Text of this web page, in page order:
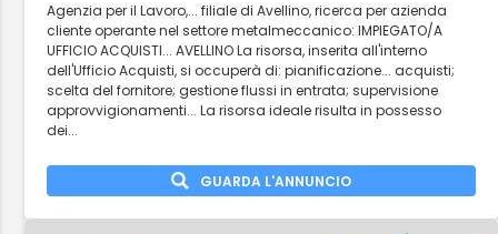
Agenzia per il Lavoro,... filiale di Avellino, ricerca per azienda
cliente operante nel settore metalmeccanico: IMPIEGATO/A
UFFICIO ACQUISTI... AVELLINO La risorsa, inserita all'interno
dell'Ufficio Acquisti, si occuperà di: pianificazione... acquisti;
scelta del fornitore; gestione flussi in entrata; supervisione
approvvigionamenti... La risorsa ideale risulta in possesso
dei...
GUARDA L'ANNUNCIO